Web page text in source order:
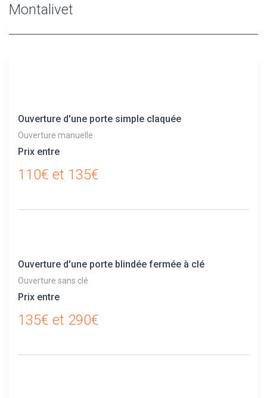
Montalivet
Ouverture d'une porte simple claquée
Ouverture manuelle
Prix entre
110€ et 135€
Ouverture d'une porte blindée fermée à clé
Ouverture sans clé
Prix entre
135€ et 290€